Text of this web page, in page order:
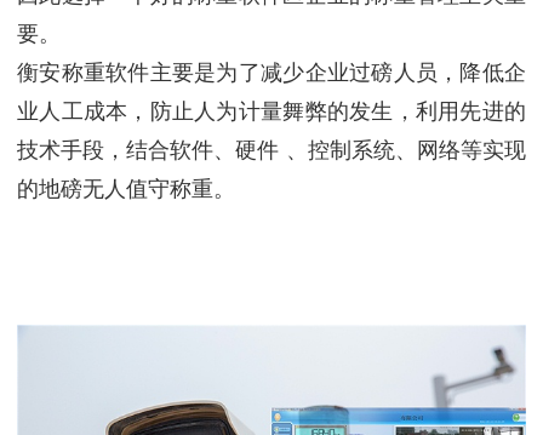
要。
衡安称重软件主要是为了减少企业过磅人员，降低企
业人工成本，防止人为计量舞弊的发生，利用先进的
技术手段，结合软件、硬件 、控制系统、网络等实现
的地磅无人值守称重。